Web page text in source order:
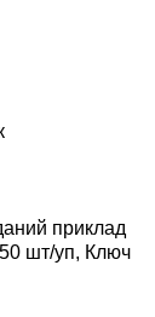
приклад
шт/уп, Ключ